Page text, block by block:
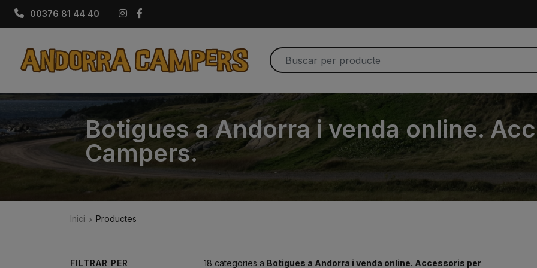
00376 81 44 40 Instagram
Botigues a Andorra i venda online.
Campers.
Inici Productes
18 categories a Botigues a Andorra i venda online. Accessoris per
FILTRAR PER